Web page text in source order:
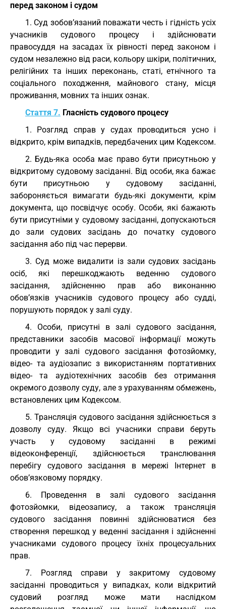
перед законом і судом
1. Суд зобов’язаний поважати честь і гідність усіх
учасників судового процесу і здійснювати
правосуддя на засадах їх рівності перед законом і
судом незалежно від раси, кольору шкіри, політичних,
релігійних та інших переконань, статі, етнічного та
соціального походження, майнового стану, місця
проживання, мовних та інших ознак.
Стаття 7. Гласність судового процесу
1. Розгляд справ у судах проводиться усно і
відкрито, крім випадків, передбачених цим Кодексом.
2. Будь-яка особа має право бути присутньою у
відкритому судовому засіданні. Від особи, яка бажає
бути присутньою у судовому засіданні,
забороняється вимагати будь-які документи, крім
документа, що посвідчує особу. Особи, які бажають
бути присутніми у судовому засіданні, допускаються
до зали судових засідань до початку судового
засідання або під час перерви.
3. Суд може видалити із зали судових засідань
осіб, які перешкоджають веденню судового
засідання, здійсненню прав або виконанню
обов’язків учасників судового процесу або судді,
порушують порядок у залі суду.
4. Особи, присутні в залі судового засідання,
представники засобів масової інформації можуть
проводити у залі судового засідання фотозйомку,
відео- та аудіозапис з використанням портативних
відео- та аудіотехнічних засобів без отримання
окремого дозволу суду, але з урахуванням обмежень,
встановлених цим Кодексом.
5. Трансляція судового засідання здійснюється з
дозволу суду. Якщо всі учасники справи беруть
участь у судовому засіданні в режимі
відеоконференції, здійснюється транслювання
перебігу судового засідання в мережі Інтернет в
обов’язковому порядку.
6. Проведення в залі судового засідання
фотозйомки, відеозапису, а також трансляція
судового засідання повинні здійснюватися без
створення перешкод у веденні засідання і здійсненні
учасниками судового процесу їхніх процесуальних
прав.
7. Розгляд справи у закритому судовому
засіданні проводиться у випадках, коли відкритий
судовий розгляд може мати наслідком